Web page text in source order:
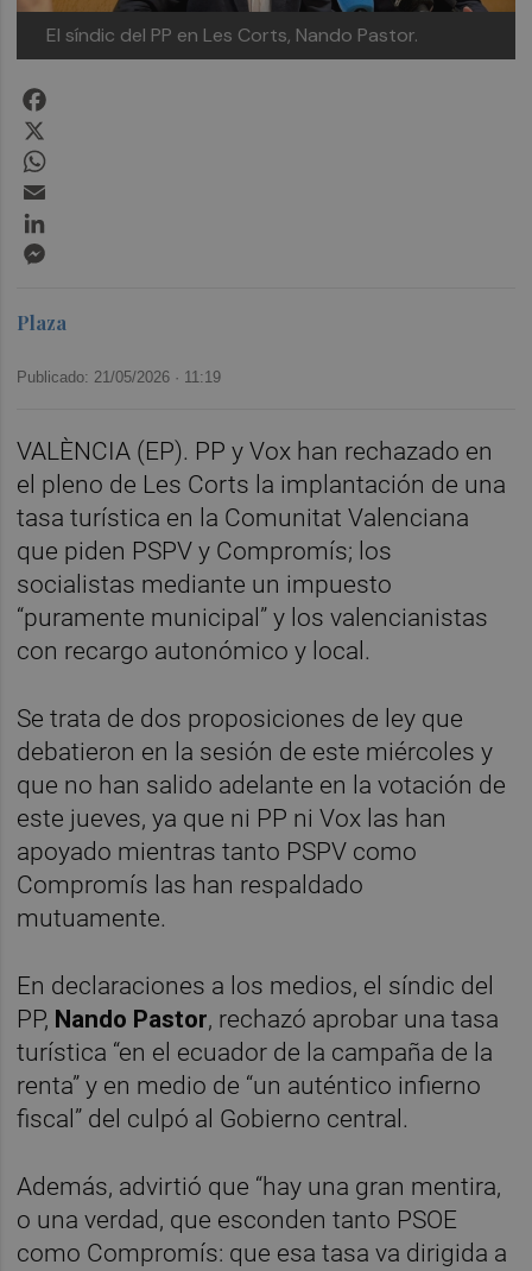
El síndic del PP en Les Corts, Nando Pastor.
Plaza
Publicado: 21/05/2026 · 11:19
VALÈNCIA (EP). PP y Vox han rechazado en
el pleno de Les Corts la implantación de una
tasa turística en la Comunitat Valenciana
que piden PSPV y Compromís; los
socialistas mediante un impuesto
“puramente municipal” y los valencianistas
con recargo autonómico y local.
Se trata de dos proposiciones de ley que
debatieron en la sesión de este miércoles y
que no han salido adelante en la votación de
este jueves, ya que ni PP ni Vox las han
apoyado mientras tanto PSPV como
Compromís las han respaldado
mutuamente.
En declaraciones a los medios, el síndic del
PP, Nando Pastor, rechazó aprobar una tasa
turística “en el ecuador de la campaña de la
renta” y en medio de “un auténtico infierno
fiscal” del culpó al Gobierno central.
Además, advirtió que “hay una gran mentira,
o una verdad, que esconden tanto PSOE
como Compromís: que esa tasa va dirigida a